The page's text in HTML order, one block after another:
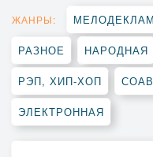
ЖАНРЫ:
РАЗНОЕ НАРОДНАЯ
РЭП, ХИП-ХОП
ЭЛЕКТРОННАЯ